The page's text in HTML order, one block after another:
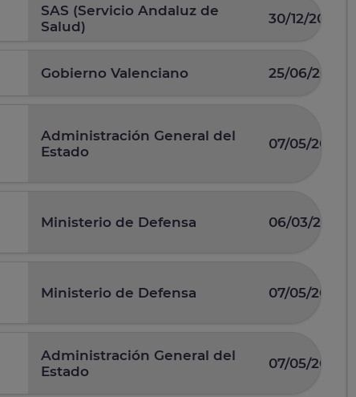
SAS (Servicio Andaluz de
Salud)
30/12/2025
Gobierno Valenciano 25/06/2026
Administración General del
Estado
07/05/2026
Ministerio de Defensa 06/03/2026
Ministerio de Defensa 07/05/2025
Administración General del
Estado
07/05/2026